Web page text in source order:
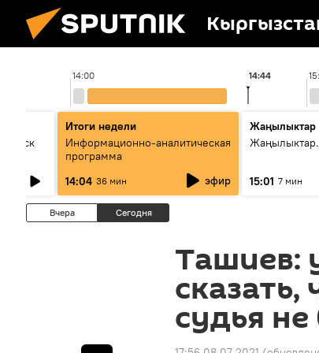
14:00 14:44
Итоги недели
Информационно-аналитическая
программа
14:04 36 мин эфир
Жаңылыктар
15:01 7 мин
Вчера Сегодня
Ташиев:
сказать,
судья не